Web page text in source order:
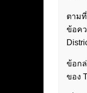
ตาม
ข้อค
ข้อก
ของ